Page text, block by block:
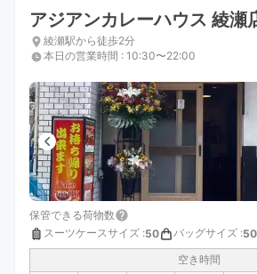
アジアンカレーハウス 綾瀬
綾瀬駅から徒歩2分
本日の営業時間 : 10:30〜22:00
保管できる荷物数
スーツケースサイズ :50 バッグサイズ :50
空き時間